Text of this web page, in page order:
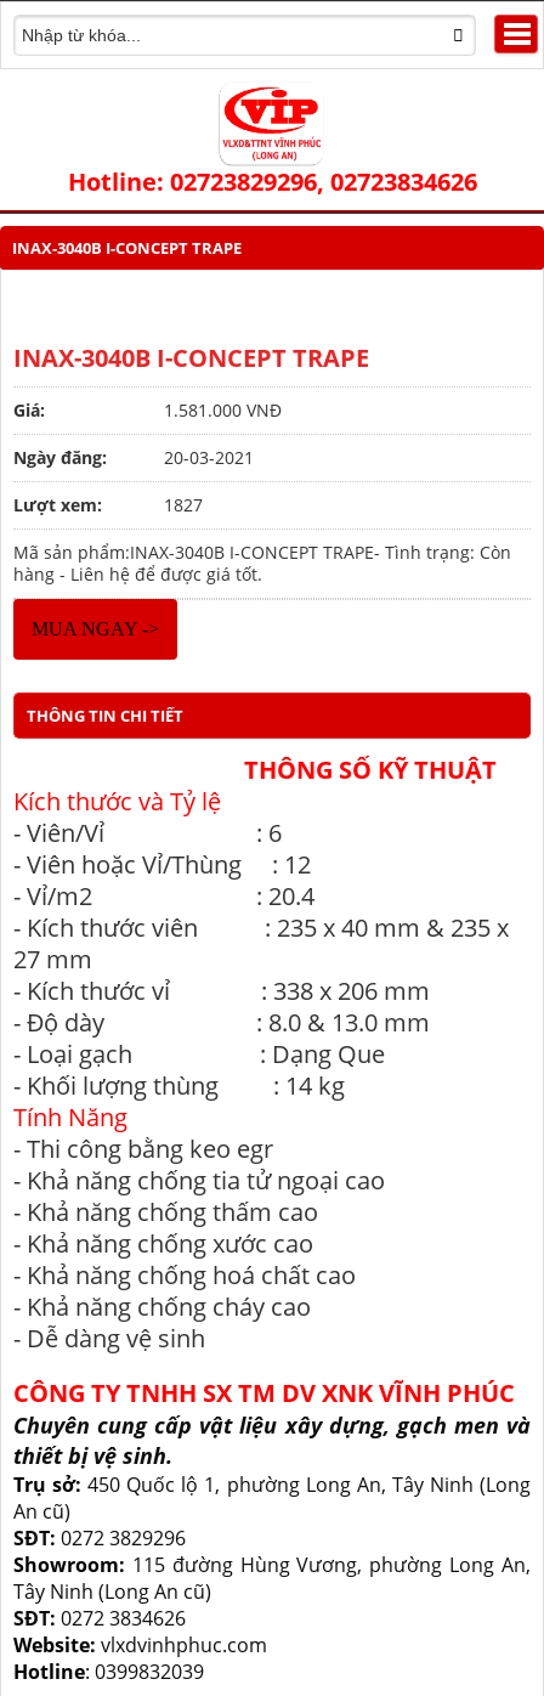
Hotline: 02723829296, 02723834626
INAX-3040B I-CONCEPT TRAPE
INAX-3040B I-CONCEPT TRAPE
Giá: 1.581.000 VNĐ
Ngày đăng: 20-03-2021
Lượt xem: 1827
Mã sản phẩm:INAX-3040B I-CONCEPT TRAPE- Tình trạng: Còn
hàng - Liên hệ để được giá tốt.
MUA NGAY ->
THÔNG TIN CHI TIẾT
THÔNG SỐ KỸ THUẬT
Kích thước và Tỷ lệ
-Viên/Vỉ
: 6
-Viên hoặc Vỉ/Thùng : 12
-Vỉ/m2
: 20.4
- Kích thước viên
: 235 x 40 mm & 235 x
27 mm
- Kích thước vỉ
: 338 x 206 mm
-Độ dày
: 8.0 & 13.0 mm
- Loại gạch
: Dạng Que
- Khối lượng thùng
: 14 kg
Tính Năng
-Thi công bằng keo egr
- Khả năng chống tia tử ngoại cao
- Khả năng chống thấm cao
- Khả năng chống xước cao
- Khả năng chống hoá chất cao
- Khả năng chống cháy cao
- Dễ dàng vệ sinh
CÔNG TY TNHH SX TM DV XNK VĨNH PHÚC
Chuyên cung cấp vật liệu xây dựng, gạch men và
thiết bị vệ sinh.
Trụ sở: 450 Quốc lộ 1, phường Long An, Tây Ninh (Long
An cũ)
SĐT: 0272 3829296
Showroom: 115 đường Hùng Vương, phường Long An,
Tây Ninh (Long An cũ)
SĐT: 0272 3834626
Website: vlxdvinhphuc.com
Hotline: 0399832039